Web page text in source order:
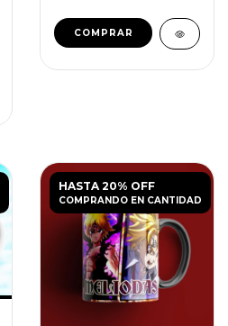
HASTA 20% OFF
COMPRANDO EN CANTIDAD